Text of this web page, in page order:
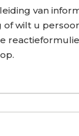
van
of wilt u